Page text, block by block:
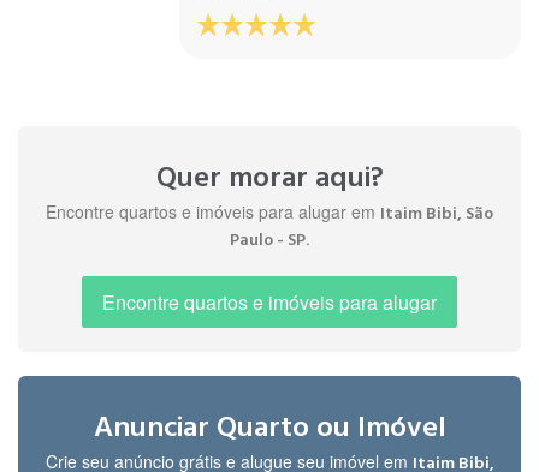
pinheiros e paulista. "
" Policiamento perfeito, se criança
ascender bombinhas, em menos de 5
não foram balas, projéteis!!!! "
ano
Quer morar aqui?
Encontre quartos e imóveis para alugar em Itaim Bibi, São
Paulo - SP.
Encontre quartos e imóveis para alugar
Anunciar Quarto ou Imóvel
Crie seu anúncio grátis e alugue seu imóvel em Itaim Bibi,